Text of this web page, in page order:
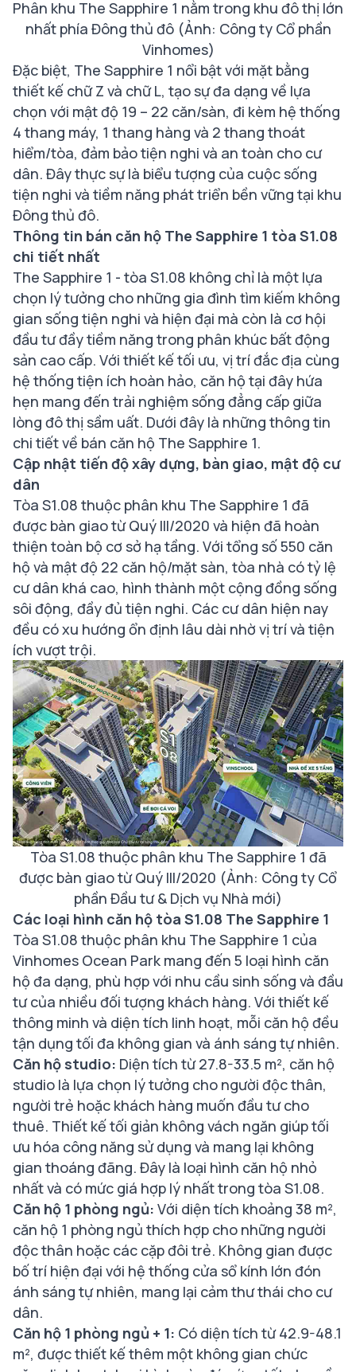
Phân khu The Sapphire 1 nằm trong khu đô thị lớn
nhất phía Đông thủ đô (Ảnh: Công ty Cổ phần
Vinhomes)
Đặc biệt, The Sapphire 1 nổi bật với mặt bằng
thiết kế chữ Z và chữ L, tạo sự đa dạng về lựa
chọn với mật độ 19 – 22 căn/sàn, đi kèm hệ thống
4 thang máy, 1 thang hàng và 2 thang thoát
hiểm/tòa, đảm bảo tiện nghi và an toàn cho cư
dân. Đây thực sự là biểu tượng của cuộc sống
tiện nghi và tiềm năng phát triển bền vững tại khu
Đông thủ đô.
Thông tin bán căn hộ The Sapphire 1 tòa S1.08
chi tiết nhất
The Sapphire 1 - tòa S1.08 không chỉ là một lựa
chọn lý tưởng cho những gia đình tìm kiếm không
gian sống tiện nghi và hiện đại mà còn là cơ hội
đầu tư đầy tiềm năng trong phân khúc bất động
sản cao cấp. Với thiết kế tối ưu, vị trí đắc địa cùng
hệ thống tiện ích hoàn hảo, căn hộ tại đây hứa
hẹn mang đến trải nghiệm sống đẳng cấp giữa
lòng đô thị sầm uất. Dưới đây là những thông tin
chi tiết về bán căn hộ The Sapphire 1.
Cập nhật tiến độ xây dựng, bàn giao, mật độ cư
dân
Tòa S1.08 thuộc phân khu The Sapphire 1 đã
được bàn giao từ Quý III/2020 và hiện đã hoàn
thiện toàn bộ cơ sở hạ tầng. Với tổng số 550 căn
hộ và mật độ 22 căn hộ/mặt sàn, tòa nhà có tỷ lệ
cư dân khá cao, hình thành một cộng đồng sống
sôi động, đầy đủ tiện nghi. Các cư dân hiện nay
đều có xu hướng ổn định lâu dài nhờ vị trí và tiện
ích vượt trội.
Tòa S1.08 thuộc phân khu The Sapphire 1 đã
được bàn giao từ Quý III/2020 (Ảnh: Công ty Cổ
phần Đầu tư & Dịch vụ Nhà mới)
Các loại hình căn hộ tòa S1.08 The Sapphire 1
Tòa S1.08 thuộc phân khu The Sapphire 1 của
Vinhomes Ocean Park mang đến 5 loại hình căn
hộ đa dạng, phù hợp với nhu cầu sinh sống và đầu
tư của nhiều đối tượng khách hàng. Với thiết kế
thông minh và diện tích linh hoạt, mỗi căn hộ đều
tận dụng tối đa không gian và ánh sáng tự nhiên.
Căn hộ studio: Diện tích từ 27.8-33.5 m², căn hộ
studio là lựa chọn lý tưởng cho người độc thân,
người trẻ hoặc khách hàng muốn đầu tư cho
thuê. Thiết kế tối giản không vách ngăn giúp tối
ưu hóa công năng sử dụng và mang lại không
gian thoáng đãng. Đây là loại hình căn hộ nhỏ
nhất và có mức giá hợp lý nhất trong tòa S1.08.
Căn hộ 1 phòng ngủ: Với diện tích khoảng 38 m²,
căn hộ 1 phòng ngủ thích hợp cho những người
độc thân hoặc các cặp đôi trẻ. Không gian được
bố trí hiện đại với hệ thống cửa sổ kính lớn đón
ánh sáng tự nhiên, mang lại cảm thư thái cho cư
dân.
Căn hộ 1 phòng ngủ + 1: Có diện tích từ 42.9-48.1
m², được thiết kế thêm một không gian chức